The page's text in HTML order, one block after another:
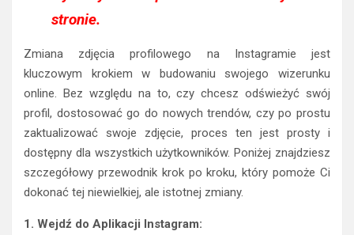
stronie.
Zmiana zdjęcia profilowego na Instagramie jest
kluczowym krokiem w budowaniu swojego wizerunku
online. Bez względu na to, czy chcesz odświeżyć swój
profil, dostosować go do nowych trendów, czy po prostu
zaktualizować swoje zdjęcie, proces ten jest prosty i
dostępny dla wszystkich użytkowników. Poniżej znajdziesz
szczegółowy przewodnik krok po kroku, który pomoże Ci
dokonać tej niewielkiej, ale istotnej zmiany.
1. Wejdź do Aplikacji Instagram: